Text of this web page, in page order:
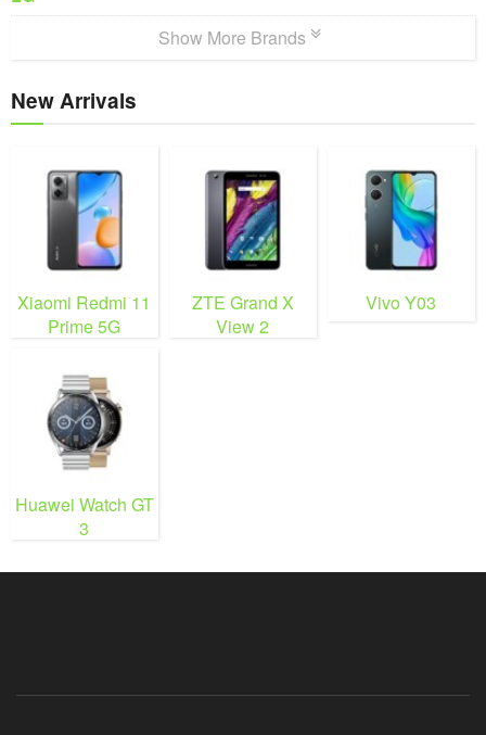
Show More Brands
New Arrivals
Xiaomi Redmi 11
Prime 5G
ZTE Grand X
View 2
Vivo Y03
Huawei Watch GT
3